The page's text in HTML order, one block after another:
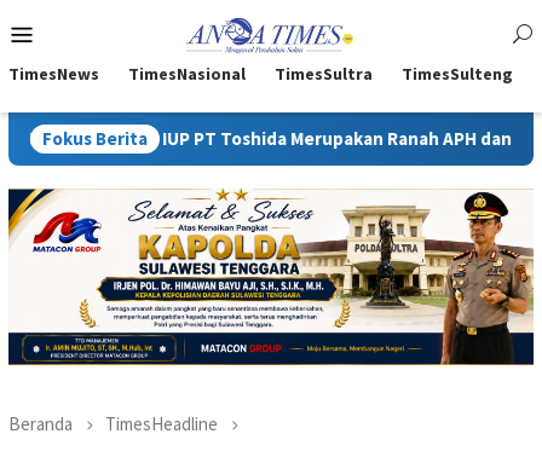
ke
Mobile
TimesNews TimesNasional TimesSultra TimesSulteng
Fokus Berita
IUP PT Toshida Merupakan Ranah APH dan Gakkum ESDM
Beranda TimesHeadline